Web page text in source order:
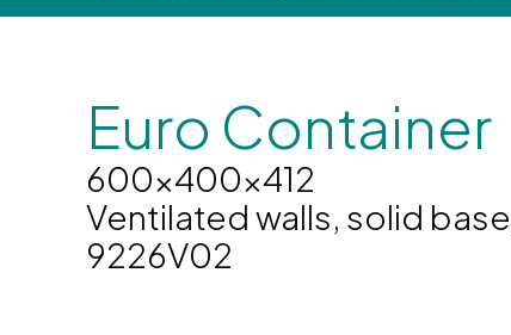
Euro Container
600x400x412
Ventilated walls, solid
9226V02